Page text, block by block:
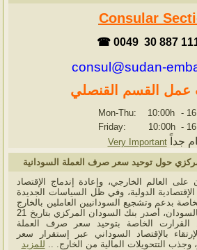
Consular
☎ 0049 30 887
consul@sudan-
القسم القنصلي
Mon-Thu: 10:00h -
Friday: 10:00h -
Very Important
حول توحيد سعر صرف العملة السودانية
العالم الخارجي، وإعادة إندماج الإقتصاد
الدولية، وفي ظل السياسات الجديدة
بدعم وتشجيع السودانيين العاملين بالخارج
لزيادة إرتباطهم الإيجابي بالسودان، أصدر بنك السودان المركزي بتاريخ 21
عدداً من القرارت الخاصة بتوحيد سعر صرف العملة
بالإقتصاد السوداني عبر إستقرار سعر
وجذب التتحويلات المالية من الخارج. .. للمزيد